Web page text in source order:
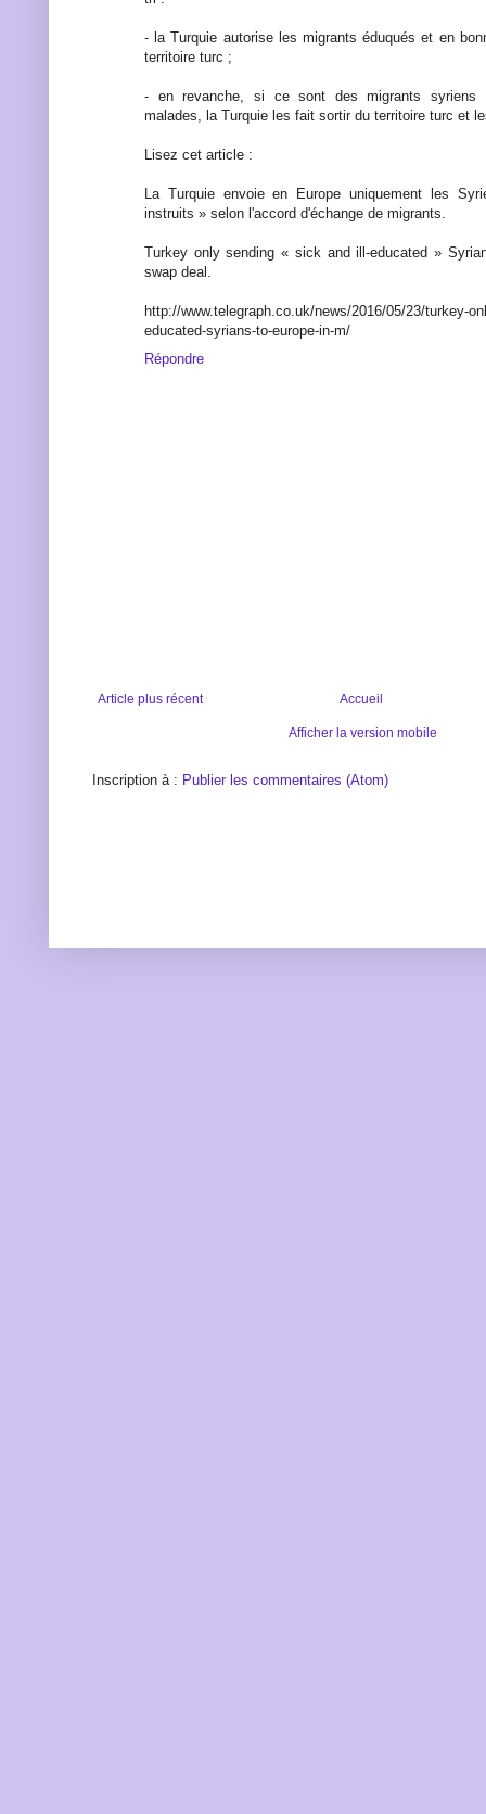
- la Turquie autorise les migrants éduqués et en
territoire turc ;
- en revanche, si ce sont des migrants syriens
malades, la Turquie les fait sortir du territoire turc et
Lisez cet article :
La Turquie envoie en Europe uniquement les
instruits » selon l'accord d'échange de migrants.
Turkey only sending « sick and ill-educated »
swap deal.
http://www.telegraph.co.uk/news/2016/05/23/turkey-
educated-syrians-to-europe-in-m/
Répondre
Article plus récent Accueil
Afficher la version mobile
Inscription à : Publier les commentaires (Atom)